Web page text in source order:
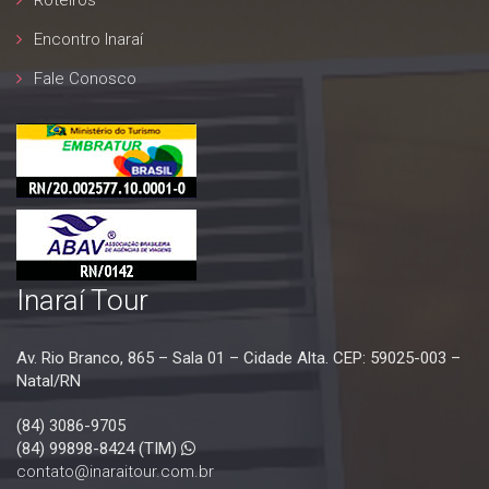
09 A 13/04/2027
Encontro Inaraí
Fale Conosco
Inaraí Tour
Av. Rio Branco, 865 – Sala 01 – Cidade Alta. CEP: 59025-003 –
Natal/RN
(84) 3086-9705
(84) 99898-8424 (TIM)
contato@inaraitour.com.br